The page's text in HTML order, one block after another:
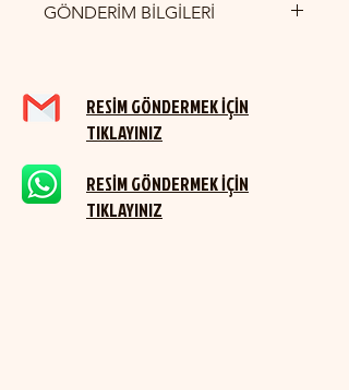
GÖNDERİM BİLGİLERİ
RESİM GÖNDERMEK İÇİN
TIKLAYINIZ
RESİM GÖNDERMEK İÇİN
TIKLAYINIZ